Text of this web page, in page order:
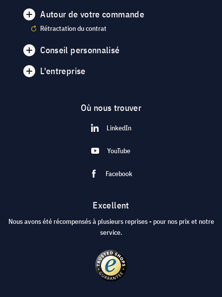
Autour de votre commande
Rétractation du contrat
Conseil personnalisé
L'entreprise
Où nous trouver
LinkedIn
YouTube
Facebook
Excellent
Nous avons été récompensés à plusieurs reprises - pour nos prix et notre
service.